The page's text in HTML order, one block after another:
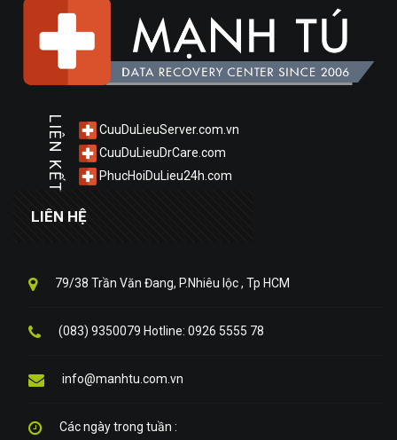
LIÊN KẾT
CuuDuLieuServer.com.vn
CuuDuLieuDrCare.com
PhucHoiDuLieu24h.com
LIÊN HỆ
79/38 Trần Văn Đang, P.Nhiêu lộc , Tp HCM
(083) 9350079 Hotline: 0926 5555 78
info@manhtu.com.vn
Các ngày trong tuần :